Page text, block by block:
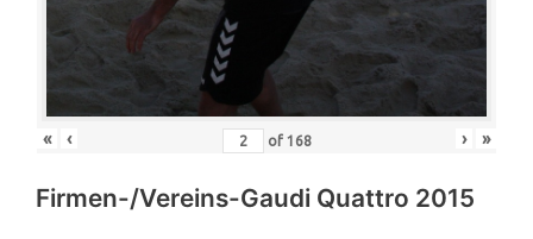
« ‹ of 168 › »
Firmen-/Vereins-Gaudi Quattro 2015